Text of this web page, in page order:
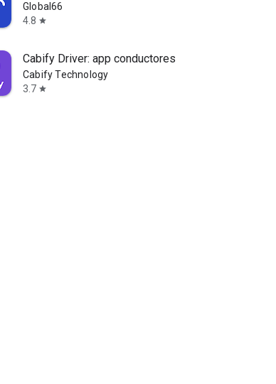
Global66
4.8 star
Cabify Driver: app conductores
Cabify Technology
3.7 star